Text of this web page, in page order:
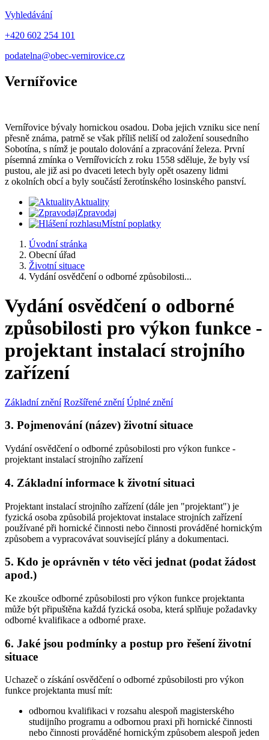
Vyhledávání
+420 602 254 101
podatelna@obec-vernirovice.cz
Vernířovice
Vernířovice bývaly hornickou osadou. Doba jejich vzniku sice není
přesně známa, patrně se však příliš neliší od založení sousedního
Sobotína, s nímž je poutalo dolování a zpracování železa. První
písemná zmínka o Vernířovicích z roku 1558 sděluje, že byly vsí
pustou, ale již asi po dvaceti letech byly opět osazeny lidmi
z okolních obcí a byly součástí žerotínského losinského panství.
Aktuality
Zpravodaj
Místní poplatky
Úvodní stránka
Obecní úřad
Životní situace
Vydání osvědčení o odborné způsobilosti...
Vydání osvědčení o odborné
způsobilosti pro výkon funkce -
projektant instalací strojního
zařízení
Základní znění Rozšířené znění Úplné znění
3. Pojmenování (název) životní situace
Vydání osvědčení o odborné způsobilosti pro výkon funkce -
projektant instalací strojního zařízení
4. Základní informace k životní situaci
Projektant instalací strojního zařízení (dále jen "projektant") je
fyzická osoba způsobilá projektovat instalace strojních zařízení
používané při hornické činnosti nebo činnosti prováděné hornickým
způsobem a vypracovávat související plány a dokumentaci.
5. Kdo je oprávněn v této věci jednat (podat žádost
apod.)
Ke zkoušce odborné způsobilosti pro výkon funkce projektanta
může být připuštěna každá fyzická osoba, která splňuje požadavky
odborné kvalifikace a odborné praxe.
6. Jaké jsou podmínky a postup pro řešení životní
situace
Uchazeč o získání osvědčení o odborné způsobilosti pro výkon
funkce projektanta musí mít:
odbornou kvalifikaci v rozsahu alespoň magisterského
studijního programu a odbornou praxi při hornické činnosti
nebo činnosti prováděné hornickým způsobem alespoň jeden